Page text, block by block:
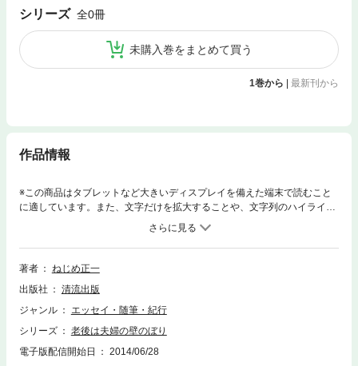
シリーズ 全0冊
未購入巻をまとめて買う
1巻から 最新刊から
作品情報
※この商品はタブレットなど大きいディスプレイを備えた端末で読むこと
に適しています。また、文字だけを拡大することや、文字列のハイライ
ト、検索、辞書の参照、引用などの機能が使用できません。とかく夫婦は
すれ違い。さらに老後は行き違う!?団塊世代のねじめ正一は目前の「老
い」にどう立ち向かうのか、その時オクサンは…。
著者
ねじめ正一
出版社
清流出版
ジャンル
エッセイ・随筆・紀行
シリーズ
老後は夫婦の壁のぼり
電子版配信開始日
2014/06/28